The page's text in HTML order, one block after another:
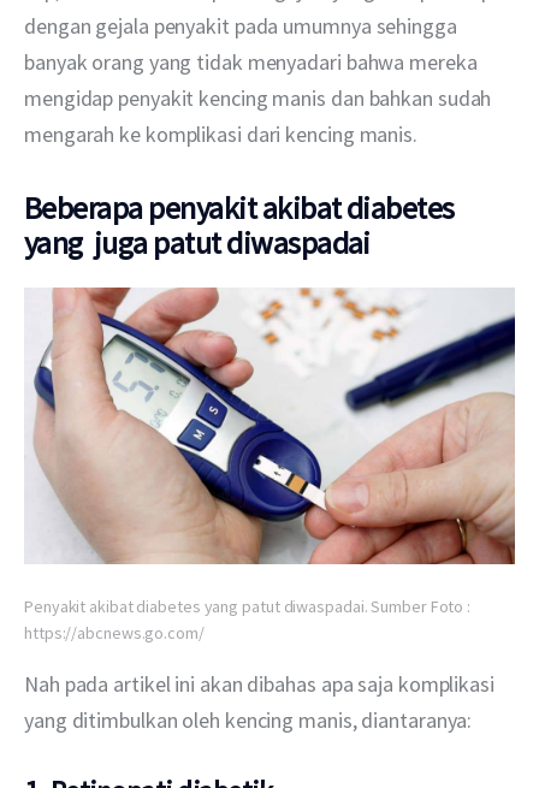
dengan gejala penyakit pada umumnya sehingga
banyak orang yang tidak menyadari bahwa mereka
mengidap penyakit kencing manis dan bahkan sudah
mengarah ke komplikasi dari kencing manis.
Beberapa penyakit akibat diabetes
yang juga patut diwaspadai
Penyakit akibat diabetes yang patut diwaspadai. Sumber Foto :
https://abcnews.go.com/
Nah pada artikel ini akan dibahas apa saja komplikasi
yang ditimbulkan oleh kencing manis, diantaranya: